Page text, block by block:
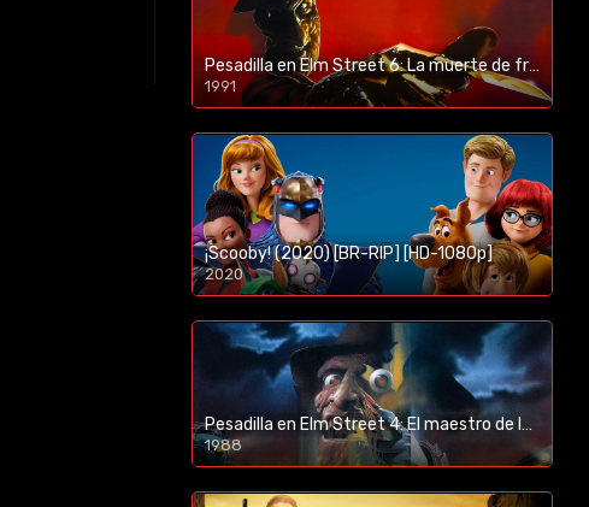
Pesadilla en Elm Street 6: La muerte de freddy (1991) [BR-RIP] [HD-1080p]
1991
¡Scooby! (2020) [BR-RIP] [HD-1080p]
2020
1080p/720p
Pesadilla en Elm Street 4: El maestro de los sueños (1988) [BR-RIP] [HD-1080p]
1988